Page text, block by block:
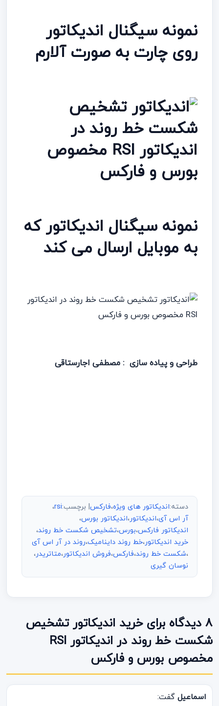
نمونه سیگنال اندیکاتور
روی چارت به صورت آلارم
نمونه سیگنال اندیکاتور که
به موبایل ارسال می کند
طراحی و پیاده سازی : مصطفی اجارستاقی
دسته:اندیکاتور های ویژه،فارکس| برچسب:rsi،
آر اس آی،اندیکاتور،اندیکاتور بورس،
اندیکاتور فارکس،بورس،تشخیص شکست خط روند،
خرید اندیکاتور،خط روند داینامیک،روند در آر اس آی
،شکست خط روند،فارکس،فروش اندیکاتور،متاتریدر،
نوسان گیری
8 دیدگاه برای خرید اندیکاتور تشخیص
شکست خط روند در اندیکاتور RSI
مخصوص بورس و فارکس
اسماعیل گفت: